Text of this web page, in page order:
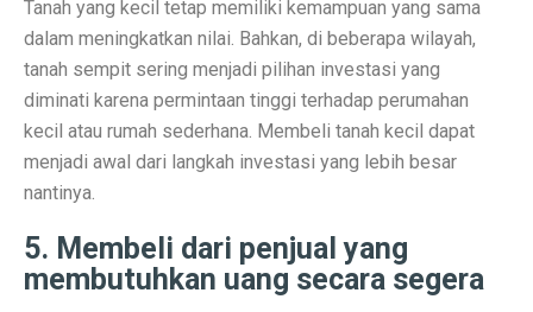
Cara Pintar Memilih Tenor KPR dengan Bunga
7 Jenis Pembelian yang Masih Terasa Memboroskan
Ketua Freeport Berbicara Proyeksi Produksi Katoda
Angkutan Barang Udara Menurun, Harga Tinggi Jadi
Saham Ayam Goreng Salim (FAST) Melonjak Dua
Ramalan Zodiak Aquarius dan Pisces 2 Oktober 2025:
Tanah yang kecil tetap memiliki kemampuan yang sama
dalam meningkatkan nilai. Bahkan, di beberapa wilayah,
tanah sempit sering menjadi pilihan investasi yang
diminati karena permintaan tinggi terhadap perumahan
kecil atau rumah sederhana. Membeli tanah kecil dapat
menjadi awal dari langkah investasi yang lebih besar
nantinya.
5. Membeli dari penjual yang
membutuhkan uang secara segera